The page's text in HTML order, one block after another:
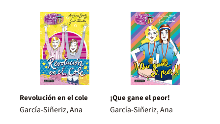
Revolución en el cole
García-Siñeriz, Ana
¡Que gane el peor!
García-Siñeriz, Ana